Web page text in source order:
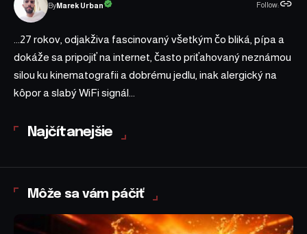
ByMarek Urban Follow:
...27 rokov, odjakživa fascinovaný všetkým čo bliká, pípa a
dokáže sa pripojiť na internet, často priťahovaný neznámou
silou ku kinematografii a dobrému jedlu, inak alergický na
kôpor a slabý WiFi signál...
Najčítanejšie
Môže sa vám páčiť